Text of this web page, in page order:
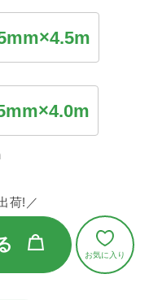
荷!／